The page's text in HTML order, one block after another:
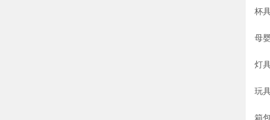
杯
母
灯
玩
箱